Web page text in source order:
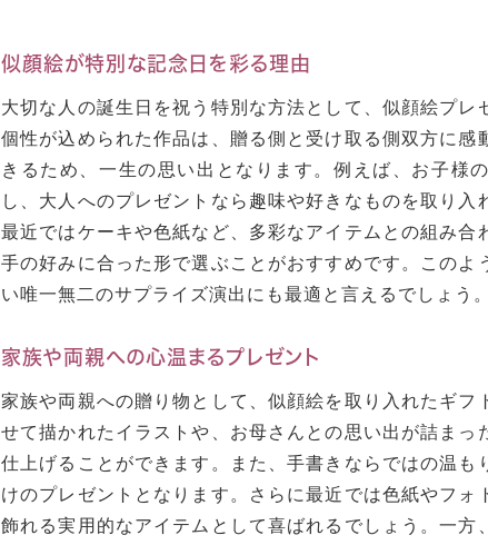
似顔絵が特別な記念日を彩る理由
大切な人の誕生日を祝う特別な方法として、似顔絵プ
個性が込められた作品は、贈る側と受け取る側双方に
きるため、一生の思い出となります。例えば、お子様
し、大人へのプレゼントなら趣味や好きなものを取り
最近ではケーキや色紙など、多彩なアイテムとの組み
手の好みに合った形で選ぶことがおすすめです。この
い唯一無二のサプライズ演出にも最適と言えるでしょう。
家族や両親への心温まるプレゼント
家族や両親への贈り物として、似顔絵を取り入れたギ
せて描かれたイラストや、お母さんとの思い出が詰ま
仕上げることができます。また、手書きならではの温
けのプレゼントとなります。さらに最近では色紙やフ
飾れる実用的なアイテムとして喜ばれるでしょう。一